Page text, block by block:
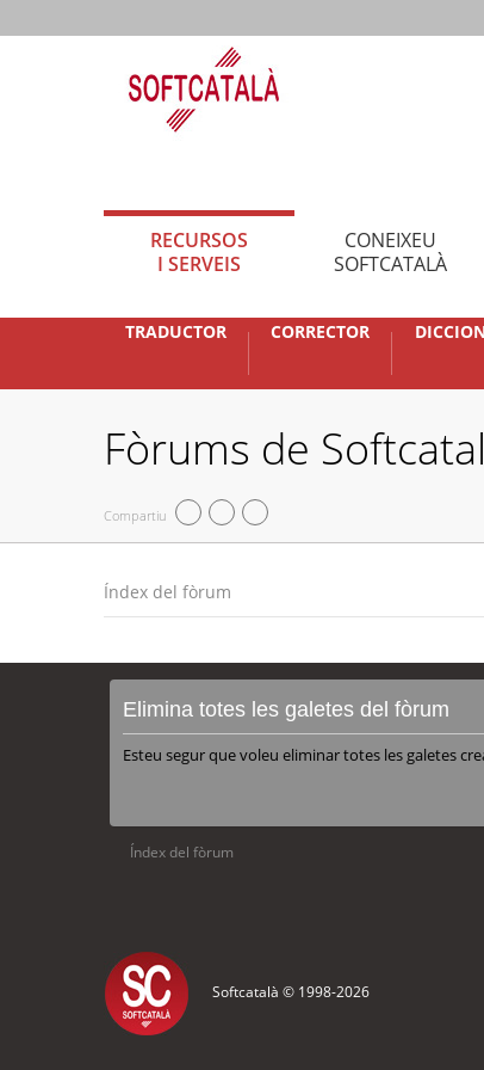
RECURSOS
I SERVEIS
CONEIXEU
SOFTCATALÀ
TRADUCTOR CORRECTOR
Fòrums de
Compartiu
Índex del fòrum
Elimina totes les galetes del fòrum
Esteu segur que voleu eliminar totes les galetes
Índex del fòrum
Softcatalà © 1998-2026